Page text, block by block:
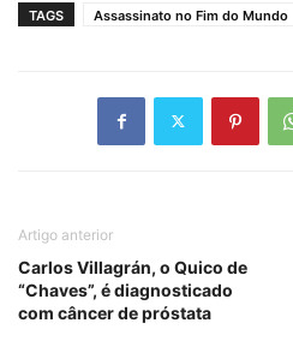
TAGS Assassinato no Fim do Mundo
Artigo anterior
Carlos Villagrán, o Quico de
“Chaves”, é diagnosticado
com câncer de próstata